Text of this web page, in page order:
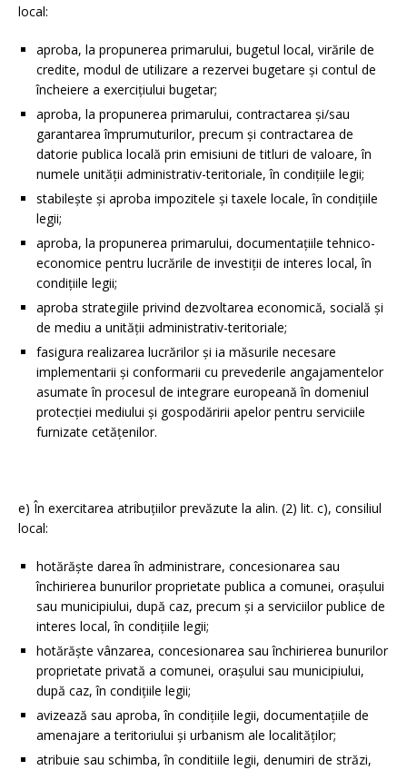
local:
aproba, la propunerea primarului, bugetul local, virările de
credite, modul de utilizare a rezervei bugetare şi contul de
încheiere a exerciţiului bugetar;
aproba, la propunerea primarului, contractarea şi/sau
garantarea împrumuturilor, precum şi contractarea de
datorie publica locală prin emisiuni de titluri de valoare, în
numele unităţii administrativ-teritoriale, în condiţiile legii;
stabileşte şi aproba impozitele şi taxele locale, în condiţiile
legii;
aproba, la propunerea primarului, documentaţiile tehnico-
economice pentru lucrările de investiţii de interes local, în
condiţiile legii;
aproba strategiile privind dezvoltarea economică, socială şi
de mediu a unităţii administrativ-teritoriale;
fasigura realizarea lucrărilor şi ia măsurile necesare
implementarii şi conformarii cu prevederile angajamentelor
asumate în procesul de integrare europeană în domeniul
protecţiei mediului şi gospodăririi apelor pentru serviciile
furnizate cetăţenilor.
e) În exercitarea atribuţiilor prevăzute la alin. (2) lit. c), consiliul
local:
hotărăşte darea în administrare, concesionarea sau
închirierea bunurilor proprietate publica a comunei, oraşului
sau municipiului, după caz, precum şi a serviciilor publice de
interes local, în condiţiile legii;
hotărăşte vânzarea, concesionarea sau închirierea bunurilor
proprietate privată a comunei, oraşului sau municipiului,
după caz, în condiţiile legii;
avizează sau aproba, în condiţiile legii, documentaţiile de
amenajare a teritoriului şi urbanism ale localităţilor;
atribuie sau schimba, în conditiile legii, denumiri de străzi,